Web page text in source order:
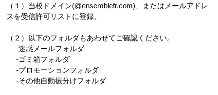
（１）当校ドメイン(@ensemblefr.com)、またはメールアドレ
スを受信許可リストに登録。
（２）以下のフォルダもあわせてご確認ください。
-迷惑メールフォルダ
-ゴミ箱フォルダ
-プロモーションフォルダ
-その他自動振分けフォルダ